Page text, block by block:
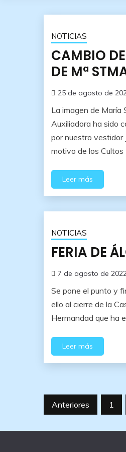
NOTICIAS
CAMBIO
DE Mª
25 de agosto de
La imagen de María
Auxiliadora ha sido
por nuestro vestidor
motivo de los Cultos
Leer más
NOTICIAS
FERIA DE
7 de agosto de
Se pone el punto y
ello al cierre de la
Hermandad que ha
Leer más
Paginación
Anteriores 1